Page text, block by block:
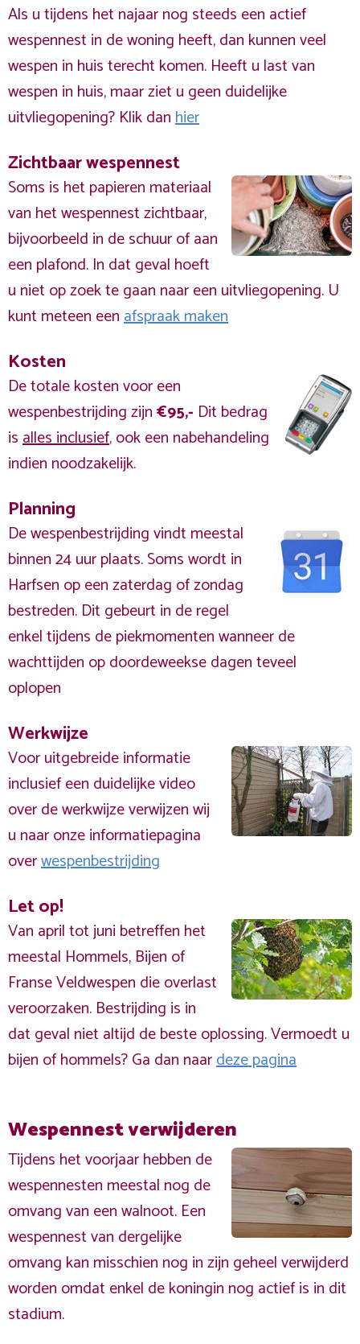
Als u tijdens het najaar nog steeds een actief
wespennest in de woning heeft, dan kunnen veel
wespen in huis terecht komen. Heeft u last van
wespen in huis, maar ziet u geen duidelijke
uitvliegopening? Klik danhier
Zichtbaar wespennest
Soms is het papieren materiaal
van het wespennest zichtbaar,
bijvoorbeeld in de schuur of aan
een plafond. In dat geval hoeft
u niet op zoek te gaan naar een uitvliegopening. U
kunt meteen eenafspraak maken
Kosten
De totale kosten voor een
wespenbestrijding zijn€95,- Dit bedrag
isalles inclusief, ook een nabehandeling
indien noodzakelijk.
Planning
De wespenbestrijding vindt meestal
binnen 24 uur plaats. Soms wordt in
Harfsen op een zaterdag of zondag
bestreden. Dit gebeurt in de regel
enkel tijdens de piekmomenten wanneer de
wachttijden op doordeweekse dagen teveel
oplopen
Werkwijze
Voor uitgebreide informatie
inclusief een duidelijke video
over de werkwijze verwijzen wij
u naar onze informatiepagina
overwespenbestrijding
Let op!
Van april tot juni betreffen het
meestal Hommels, Bijen of
Franse Veldwespen die overlast
veroorzaken. Bestrijding is in
dat geval niet altijd de beste oplossing. Vermoedt u
bijen of hommels? Ga dan naardeze pagina
Wespennest verwijderen
Tijdens het voorjaar hebben de
wespennesten meestal nog de
omvang van een walnoot. Een
wespennest van dergelijke
omvang kan misschien nog in zijn geheel verwijderd
worden omdat enkel de koningin nog actief is in dit
stadium.